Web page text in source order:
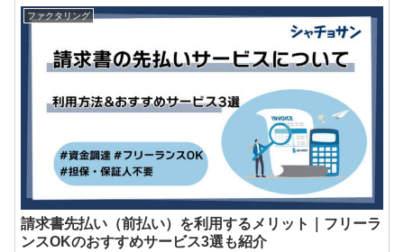
ファクタリング
請求書先払い（前払い）を利用するメリット｜フリーラ
ンスOKのおすすめサービス3選も紹介